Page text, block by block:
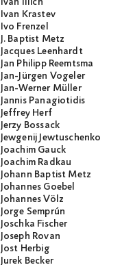
Ivan Krastev
Ivo Frenzel
J. Baptist Metz
Jacques Leenhardt
Jan Philipp Reemtsma
Jan-Jürgen Vogeler
Jan-Werner Müller
Jannis Panagiotidis
Jeffrey Herf
Jerzy Bossack
Jewgenij Jewtuschenko
Joachim Gauck
Joachim Radkau
Johann Baptist Metz
Johannes Goebel
Johannes Völz
Jorge Semprún
Joschka Fischer
Joseph Rovan
Jost Herbig
Jurek Becker